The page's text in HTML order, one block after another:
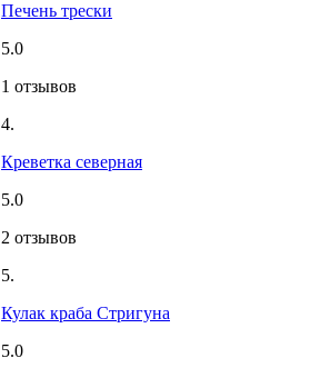
Печень трески
5.0
1 отзывов
4.
Креветка северная
5.0
2 отзывов
5.
Кулак краба Стригуна
5.0